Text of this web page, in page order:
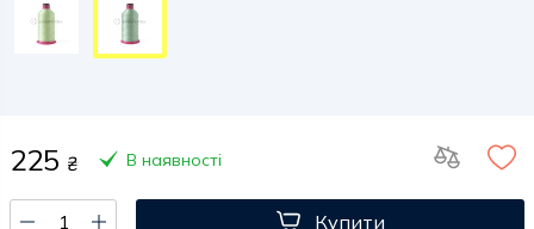
225 ₴ В наявності
Купити